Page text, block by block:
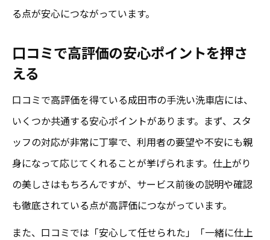
る点が安心につながっています。
口コミで高評価の安心ポイントを押さ
える
口コミで高評価を得ている成田市の手洗い洗車店には、
いくつか共通する安心ポイントがあります。まず、スタ
ッフの対応が非常に丁寧で、利用者の要望や不安にも親
身になって応じてくれることが挙げられます。仕上がり
の美しさはもちろんですが、サービス前後の説明や確認
も徹底されている点が高評価につながっています。
また、口コミでは「安心して任せられた」「一緒に仕上